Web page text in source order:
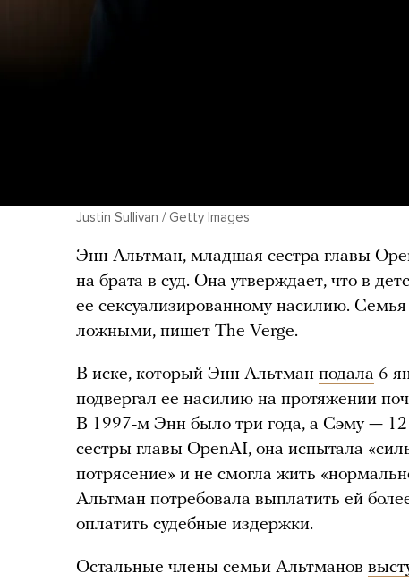
Justin Sullivan / Getty Images
Энн Альтман, младшая сестра главы
на брата в суд. Она утверждает, что в
ее сексуализированному насилию.
ложными, пишет The Verge.
В иске, который Энн Альтман подала 6
подвергал ее насилию на протяжении
В 1997-м Энн было три года, а Сэму —
сестры главы OpenAI, она испытала
потрясение» и не смогла жить
Альтман потребовала выплатить ей
оплатить судебные издержки.
Остальные члены семьи Альтманов